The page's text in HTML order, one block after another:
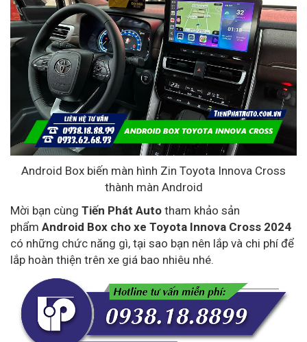
Android Box biến màn hình Zin Toyota Innova Cross
thành màn Android
Mời bạn cùng Tiến Phát Auto tham khảo sản
phẩm Android Box cho xe Toyota Innova Cross 2024
có những chức năng gì, tại sao bạn nên lắp và chi phí để
lắp hoàn thiện trên xe giá bao nhiêu nhé.